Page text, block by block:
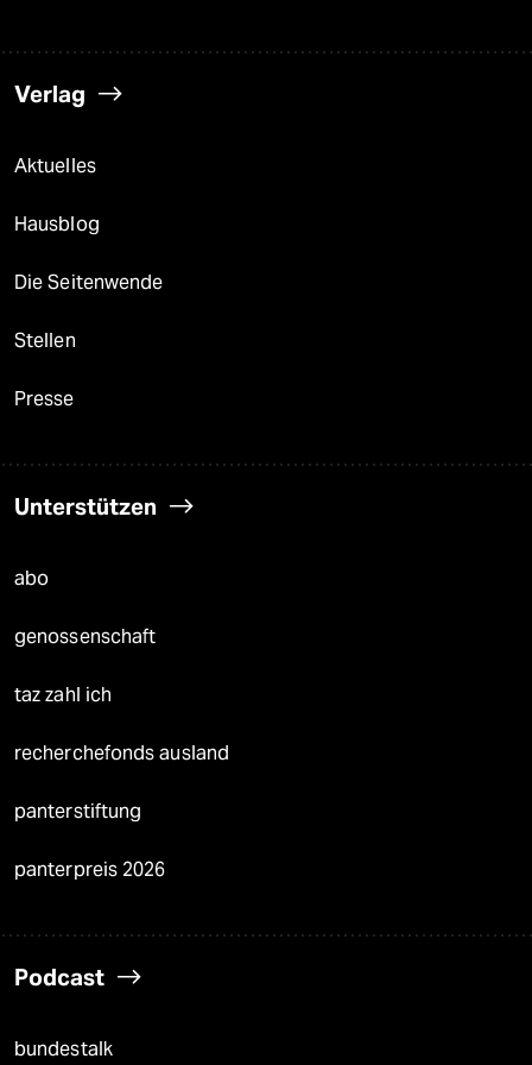
Verlag
Aktuelles
Hausblog
Die Seitenwende
Stellen
Presse
Unterstützen
abo
genossenschaft
taz zahl ich
recherchefonds ausland
panterstiftung
panterpreis 2026
Podcast
bundestalk